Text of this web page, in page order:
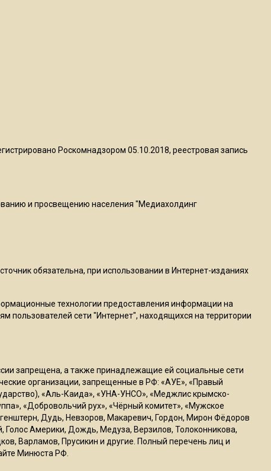
Сотрудники хлебозавода в
Подмосковье 21 июля
18:05
Юрист Машаров объяснил,
17:12
МЧС предупредило об
опасности купания при
перепаде температуры в 10
градусов
Роскомнадзором 05.10.2018, реестровая запись
и просвещению населения "Медиахолдинг
обязательна, при использовании в Интернет-изданиях
технологии предоставления информации на
пользователей сети "Интернет", находящихся на территории
запрещена, а также принадлежащие ей социальные сети
организации, запрещенные в РФ: «АУЕ», «Правый
«Аль-Каида», «УНА-УНСО», «Меджлис крымско-
«Добровольчий рух», «Чёрный комитет», «Мужское
Дудь, Невзоров, Макаревич, Гордон, Мирон Фёдоров
Америки, Дождь, Медуза, Верзилов, Толоконникова,
Варламов, Прусикин и другие. Полный перечень лиц и
Минюста РФ.